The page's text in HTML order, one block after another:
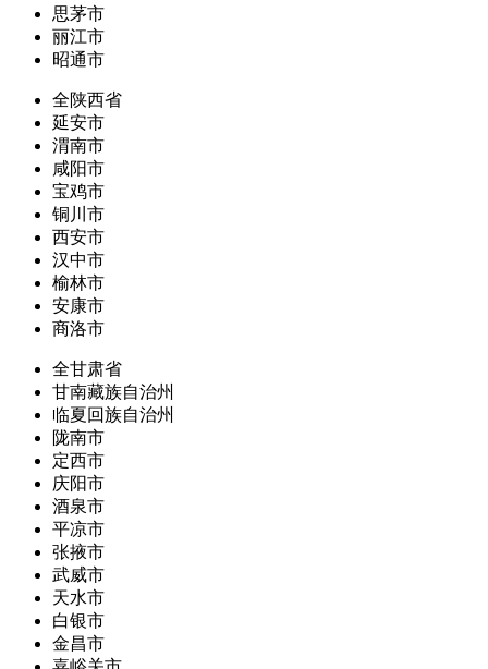
思茅市
丽江市
昭通市
全陕西省
延安市
渭南市
咸阳市
宝鸡市
铜川市
西安市
汉中市
榆林市
安康市
商洛市
全甘肃省
甘南藏族自治州
临夏回族自治州
陇南市
定西市
庆阳市
酒泉市
平凉市
张掖市
武威市
天水市
白银市
金昌市